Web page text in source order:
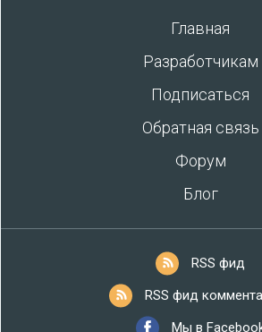
Главная
Разработчикам
Подписаться
Обратная связь
Форум
Блог
RSS фид
RSS фид
Мы в